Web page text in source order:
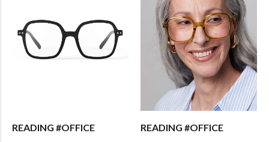
READING #OFFICE
READING #OFFICE